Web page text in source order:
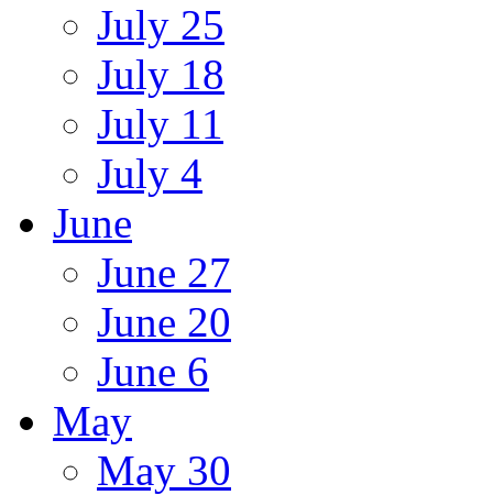
July 25
July 18
July 11
July 4
June
June 27
June 20
June 6
May
May 30